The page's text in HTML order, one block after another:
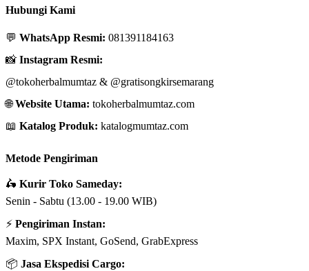
Hubungi Kami
💬 WhatsApp Resmi: 081391184163
📸 Instagram Resmi:
@tokoherbalmumtaz & @gratisongkirsemarang
🌐Website Utama: tokoherbalmumtaz.com
📖 Katalog Produk: katalogmumtaz.com
Metode Pengiriman
🛵 Kurir Toko Sameday:
Senin - Sabtu (13.00 - 19.00 WIB)
⚡ Pengiriman Instan:
Maxim, SPX Instant, GoSend, GrabExpress
📦 Jasa Ekspedisi Cargo: